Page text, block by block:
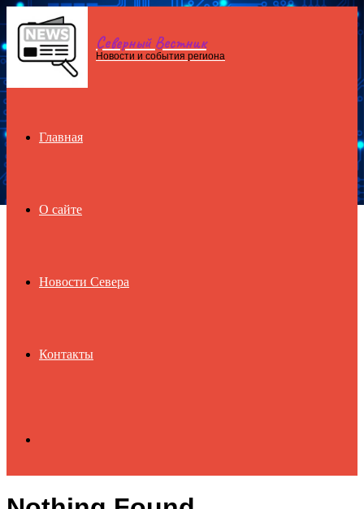
Menu Северный Вестник
Новости и события региона
Главная
О сайте
Новости Севера
Контакты